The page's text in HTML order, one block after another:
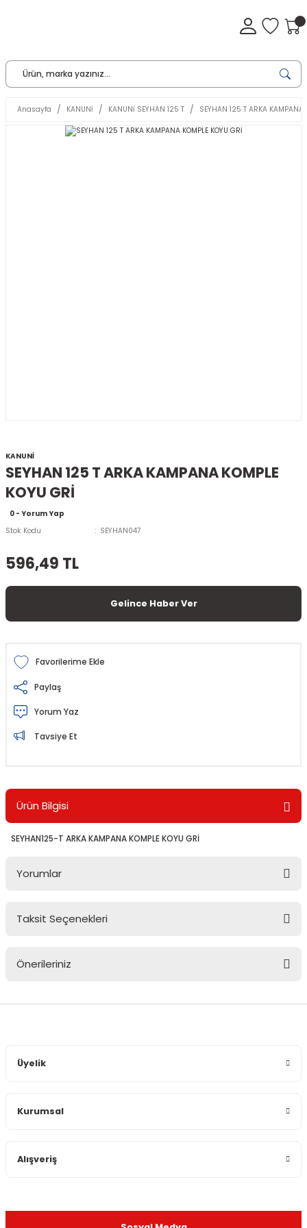
Anasayfa KANUNİ KANUNİ SEYHAN 125 T SEYHAN 125 T ARKA KAMPANA
KANUNİ
SEYHAN 125 T ARKA KAMPANA KOMPLE
KOYU GRİ
0 - Yorum Yap
Stok Kodu
SEYHAN047
596,49 TL
Gelince Haber Ver
Paylaş
Yorum Yaz
Tavsiye Et
Ürün Bilgisi
SEYHAN125-T ARKA KAMPANA KOMPLE KOYU GRİ
Yorumlar
Taksit Seçenekleri
Önerileriniz
Ürün bilgilerinde hatalar bulunuyor.
Üyelik
Kurumsal
Alışveriş